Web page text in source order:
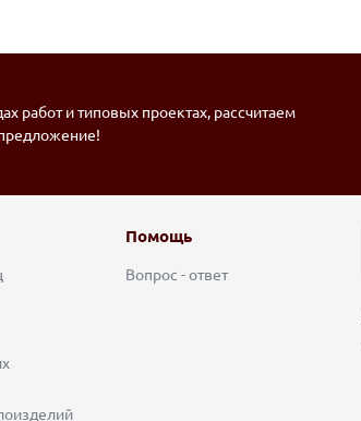
работ и типовых проектах, рассчитаем
Помощь
Вопрос - ответ